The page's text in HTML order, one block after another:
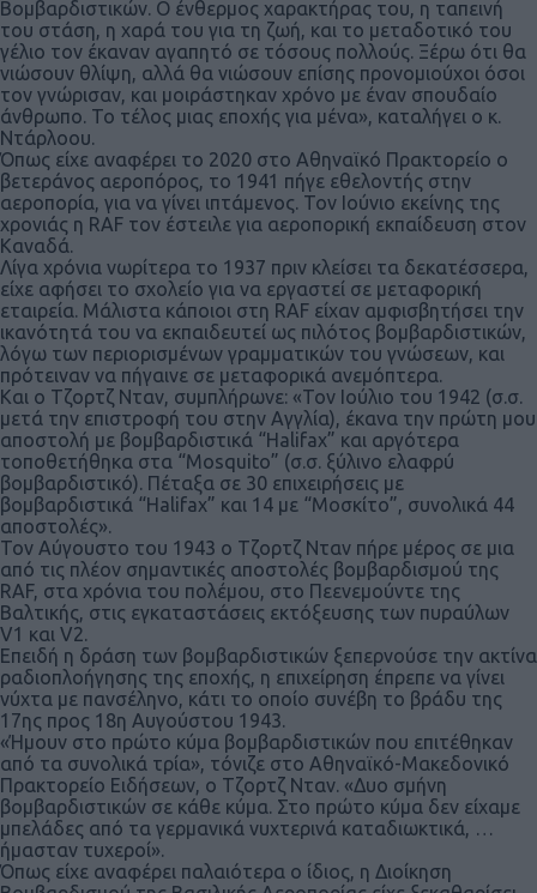
Βομβαρδιστικών. Ο ένθερμος χαρακτήρας του, η ταπεινή
του στάση, η χαρά του για τη ζωή, και το μεταδοτικό του
γέλιο τον έκαναν αγαπητό σε τόσους πολλούς. Ξέρω ότι θα
νιώσουν θλίψη, αλλά θα νιώσουν επίσης προνομιούχοι όσοι
τον γνώρισαν, και μοιράστηκαν χρόνο με έναν σπουδαίο
άνθρωπο. Το τέλος μιας εποχής για μένα», καταλήγει ο κ.
Ντάρλοου.
Όπως είχε αναφέρει το 2020 στο Αθηναϊκό Πρακτορείο o
βετεράνος αεροπόρος, το 1941 πήγε εθελοντής στην
αεροπορία, για να γίνει ιπτάμενος. Τον Ιούνιο εκείνης της
χρονιάς η RAF τον έστειλε για αεροπορική εκπαίδευση στον
Καναδά.
Λίγα χρόνια νωρίτερα το 1937 πριν κλείσει τα δεκατέσσερα,
είχε αφήσει το σχολείο για να εργαστεί σε μεταφορική
εταιρεία. Μάλιστα κάποιοι στη RAF είχαν αμφισβητήσει την
ικανότητά του να εκπαιδευτεί ως πιλότος βομβαρδιστικών,
λόγω των περιορισμένων γραμματικών του γνώσεων, και
πρότειναν να πήγαινε σε μεταφορικά ανεμόπτερα.
Και ο Τζορτζ Νταν, συμπλήρωνε: «Τον Ιούλιο του 1942 (σ.σ.
μετά την επιστροφή του στην Αγγλία), έκανα την πρώτη μου
αποστολή με βομβαρδιστικά “Halifax” και αργότερα
τοποθετήθηκα στα “Mosquito” (σ.σ. ξύλινο ελαφρύ
βομβαρδιστικό). Πέταξα σε 30 επιχειρήσεις με
βομβαρδιστικά “Halifax” και 14 με “Μοσκίτο”, συνολικά 44
αποστολές».
Τον Αύγουστο του 1943 ο Τζορτζ Νταν πήρε μέρος σε μια
από τις πλέον σημαντικές αποστολές βομβαρδισμού της
RAF, στα χρόνια του πολέμου, στο Πεενεμούντε της
Βαλτικής, στις εγκαταστάσεις εκτόξευσης των πυραύλων
V1 και V2.
Επειδή η δράση των βομβαρδιστικών ξεπερνούσε την ακτίνα
ραδιοπλοήγησης της εποχής, η επιχείρηση έπρεπε να γίνει
νύχτα με πανσέληνο, κάτι το οποίο συνέβη το βράδυ της
17ης προς 18η Αυγούστου 1943.
«Ήμουν στο πρώτο κύμα βομβαρδιστικών που επιτέθηκαν
από τα συνολικά τρία», τόνιζε στο Αθηναϊκό-Μακεδονικό
Πρακτορείο Ειδήσεων, ο Τζορτζ Νταν. «Δυο σμήνη
βομβαρδιστικών σε κάθε κύμα. Στο πρώτο κύμα δεν είχαμε
μπελάδες από τα γερμανικά νυχτερινά καταδιωκτικά, …
ήμασταν τυχεροί».
Όπως είχε αναφέρει παλαιότερα ο ίδιος, η Διοίκηση